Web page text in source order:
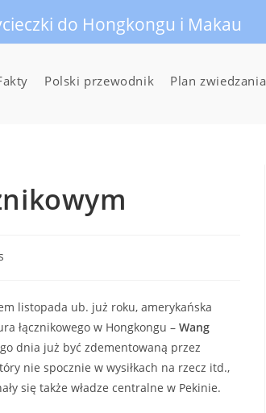
do Hongkongu i Makau
Polski przewodnik Plan zwiedzania
listopada ub. już roku, amerykańska
łącznikowego w Hongkongu – Wang
dnia już być zdementowaną przez
nie spocznie w wysiłkach na rzecz itd.,
się także władze centralne w Pekinie.